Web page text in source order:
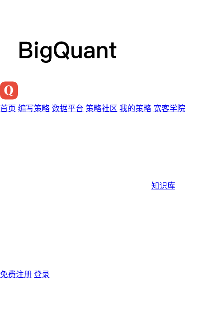
首页 编写策略 数据平台 策略社区 我的策略 宽客学院
知识库
免费注册 登录